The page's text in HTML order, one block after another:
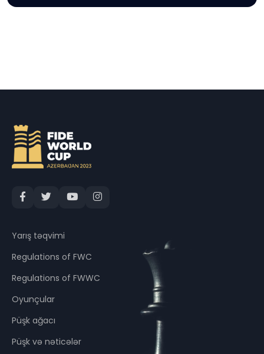
Yarış təqvimi
Regulations of FWC
Regulations of FWWC
Oyunçular
Püşk ağacı
Püşk və nəticələr